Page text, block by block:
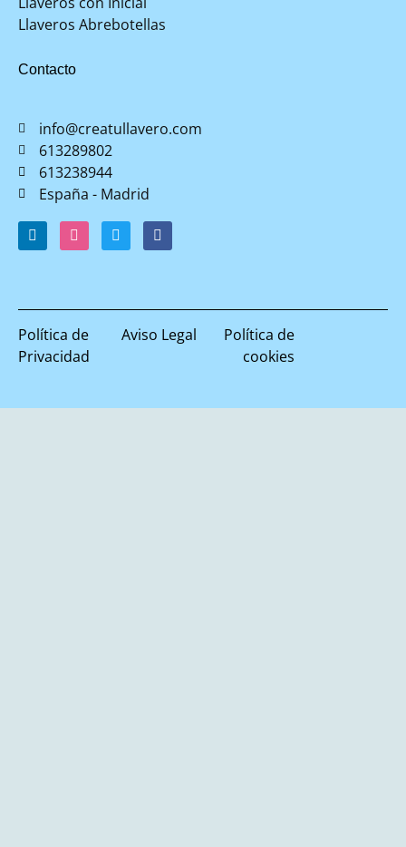
Llaveros Abrebotellas
Contacto
info@creatullavero.com
613289802
613238944
España - Madrid
Política de
Privacidad
Aviso Legal
Política de
cookies